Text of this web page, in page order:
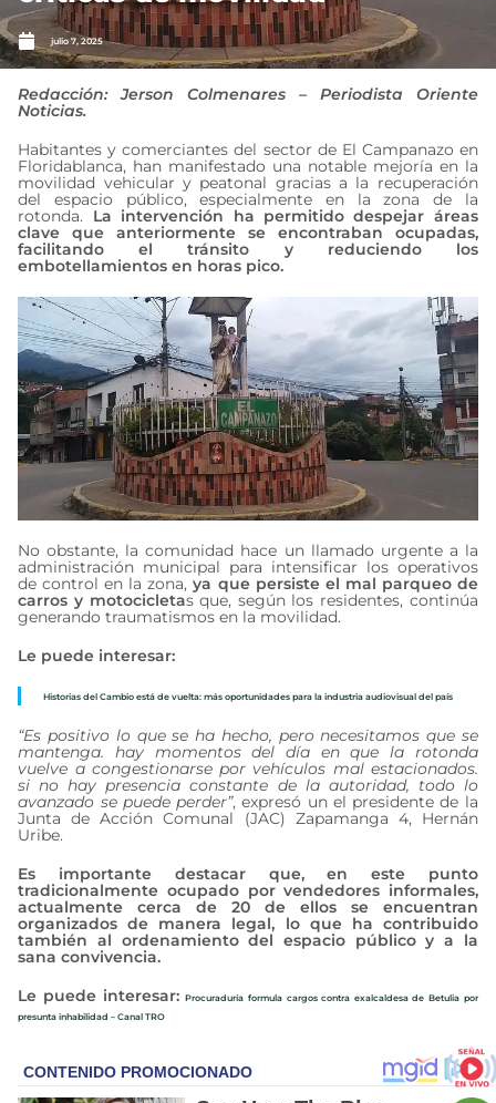
julio 7, 2025
Redacción: Jerson Colmenares – Periodista Oriente
Noticias.
Habitantes y comerciantes del sector de El Campanazo en
Floridablanca, han manifestado una notable mejoría en la
movilidad vehicular y peatonal gracias a la recuperación
del espacio público, especialmente en la zona de la
rotonda. La intervención ha permitido despejar áreas
clave que anteriormente se encontraban ocupadas,
facilitando el tránsito y reduciendo los
embotellamientos en horas pico.
No obstante, la comunidad hace un llamado urgente a la
administración municipal para intensificar los operativos
de control en la zona,ya que persiste el mal parqueo de
carros y motocicletas que, según los residentes, continúa
generando traumatismos en la movilidad.
Le puede interesar:
Historias del Cambio está de vuelta: más oportunidades para la industria audiovisual del país
“Es positivo lo que se ha hecho, pero necesitamos que se
mantenga. hay momentos del día en que la rotonda
vuelve a congestionarse por vehículos mal estacionados.
si no hay presencia constante de la autoridad, todo lo
avanzado se puede perder”, expresó un el presidente de la
Junta de Acción Comunal (JAC) Zapamanga 4, Hernán
Uribe.
Es importante destacar que, en este punto
tradicionalmente ocupado por vendedores informales,
actualmente cerca de 20 de ellos se encuentran
organizados de manera legal, lo que ha contribuido
también al ordenamiento del espacio público y a la
sana convivencia.
Le puede interesar:Procuraduría formula cargos contra exalcaldesa de Betulia por
presunta inhabilidad – Canal TRO